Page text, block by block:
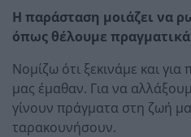
Η παράσταση μοιάζει να
όπως θέλουμε
Νομίζω ότι ξεκινάμε και
μας έμαθαν. Για να
γίνουν πράγματα στη ζωή
ταρακουνήσουν.